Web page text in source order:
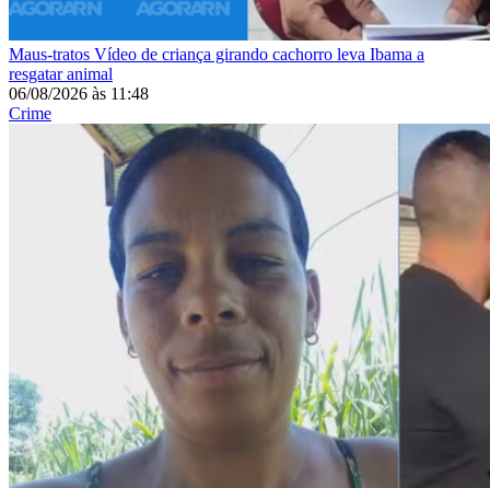
Maus-tratos Vídeo de criança girando cachorro leva Ibama a
resgatar animal
06/08/2026 às 11:48
Crime